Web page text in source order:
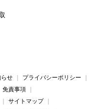
らせ
プライバシーポリシー
免責事項
サイトマップ